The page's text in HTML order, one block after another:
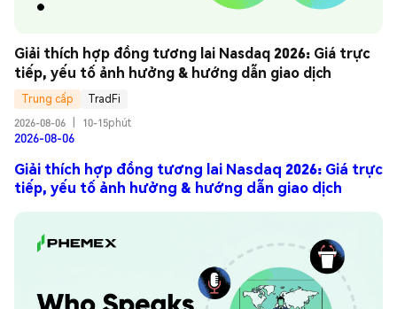
Giải thích hợp đồng tương lai Nasdaq 2026: Giá trực
tiếp, yếu tố ảnh hưởng & hướng dẫn giao dịch
Trung cấp
TradFi
2026-08-06
10-15phút
2026-08-06
Giải thích hợp đồng tương lai Nasdaq 2026: Giá trực
tiếp, yếu tố ảnh hưởng & hướng dẫn giao dịch